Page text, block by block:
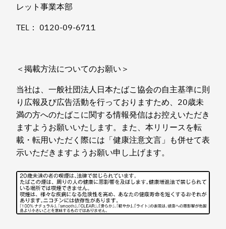
レット事業本部
TEL： 0120-09-6711
＜掲載方法についてのお願い＞
当社は、一般社団法人日本たばこ協会の自主基準に則
り広報及び広告活動を行っておりますため、20歳未
満の方へのたばこに関する情報発信はお控えいただき
ますようお願いいたします。また、本リリースを転
載・転用いただく際には「健康注意文言」も併せて表
示いただきますようお願い申し上げます。